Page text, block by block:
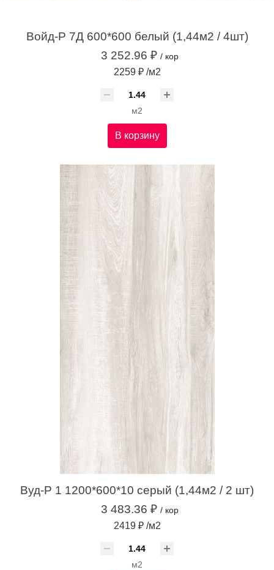
Войд-Р 7Д 600*600 белый (1,44м2 / 4шт)
3 252.96 ₽ / кор
2259 ₽ /м2
м2
В корзину
Вуд-Р 1 1200*600*10 серый (1,44м2 / 2 шт)
3 483.36 ₽ / кор
2419 ₽ /м2
м2